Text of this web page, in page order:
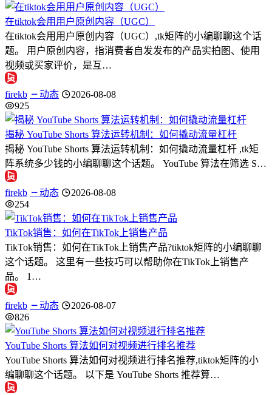
在tiktok会用用户原创内容（UGC）
在tiktok会用用户原创内容（UGC）,tk矩阵的小编聊聊这个话
题。 用户原创内容，指消费者自发发布的产品实拍图、使用
视频或买家评价，是互…
firekb 动态
2026-08-08
925
揭秘 YouTube Shorts 算法运转机制：如何撬动流量杠杆
揭秘 YouTube Shorts 算法运转机制：如何撬动流量杠杆 ,tk矩
阵系统多少钱的小编聊聊这个话题。 YouTube 算法在筛选 S…
firekb 动态
2026-08-08
254
TikTok销售：如何在TikTok上销售产品
TikTok销售：如何在TikTok上销售产品?tiktok矩阵的小编聊聊
这个话题。 这里有一些技巧可以帮助你在TikTok上销售产
品。 1…
firekb 动态
2026-08-07
826
YouTube Shorts 算法如何对视频进行排名推荐
YouTube Shorts 算法如何对视频进行排名推荐,tiktok矩阵的小
编聊聊这个话题。 以下是 YouTube Shorts 推荐算…